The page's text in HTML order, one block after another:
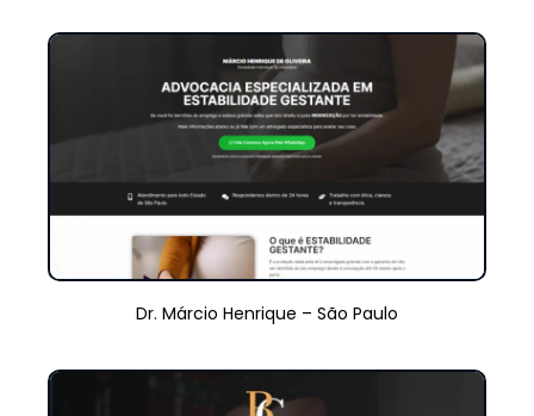
Dr. Márcio Henrique – São Paulo